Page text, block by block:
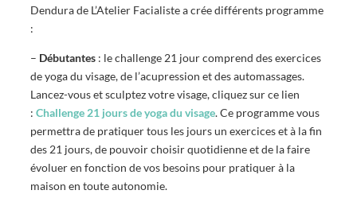
Dendura de L’Atelier Facialiste a crée différents programme
:
– Débutantes : le challenge 21 jour comprend des exercices
de yoga du visage, de l’acupression et des automassages.
Lancez-vous et sculptez votre visage, cliquez sur ce lien
: Challenge 21 jours de yoga du visage. Ce programme vous
permettra de pratiquer tous les jours un exercices et à la fin
des 21 jours, de pouvoir choisir quotidienne et de la faire
évoluer en fonction de vos besoins pour pratiquer à la
maison en toute autonomie.